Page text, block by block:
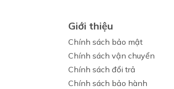
Giới thiệu
Chính sách bảo mật
Chính sách vận chuyển
Chính sách đổi trả
Chính sách bảo hành